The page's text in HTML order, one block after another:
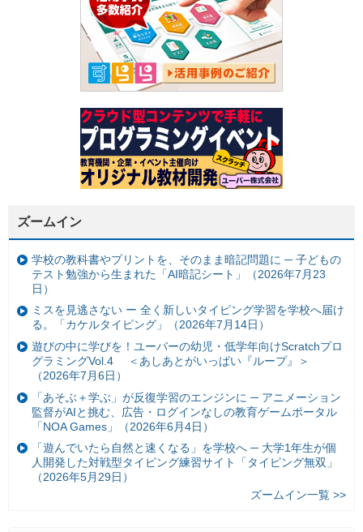
ズームイン
学校の教科書やプリントを、そのまま暗記問題に ─ 子どもの
テスト勉強から生まれた「AI暗記シート」（2026年7月23
日）
ミスを見逃さない ー 全く新しいタイピング学習を学校へ届け
る。「カケルタイピング」（2026年7月14日）
遊びの中に学びを！ユーバーの幼児・低学年向けScratchプロ
グラミングVol.4 ＜あしあとがいっぱい『ループ』＞
（2026年7月6日）
「あそぶ＋学ぶ」が反復学習のエンジンに ─ アニメーション
監督がAIと挑む、広告・ログインなしの教育ゲームポータル
「NOA Games」（2026年6月4日）
「遊んでいたら自然と速くなる」を学校へ ─ 大学1年生が個
人開発した対戦型タイピング練習サイト「タイピング無双」
（2026年5月29日）
ズームイン一覧 >>